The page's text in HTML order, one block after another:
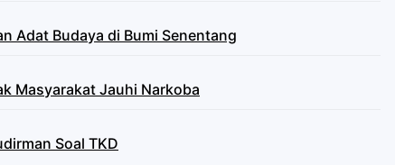
Adat Budaya di Bumi Senentang
Masyarakat Jauhi Narkoba
Soal TKD